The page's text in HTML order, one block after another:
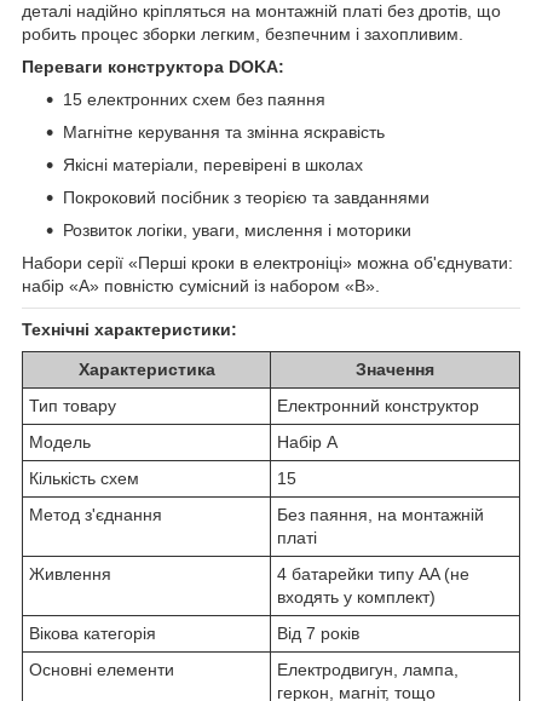
деталі надійно кріпляться на монтажній платі без дротів, що
робить процес зборки легким, безпечним і захопливим.
Переваги конструктора DOKA:
15 електронних схем без паяння
Магнітне керування та змінна яскравість
Якісні матеріали, перевірені в школах
Покроковий посібник з теорією та завданнями
Розвиток логіки, уваги, мислення і моторики
Набори серії «Перші кроки в електроніці» можна об'єднувати:
набір «А» повністю сумісний із набором «В».
Технічні характеристики:
Характеристика
Значення
Тип товару
Електронний конструктор
Модель
Набір А
Кількість схем
15
Метод з'єднання
Без паяння, на монтажній
платі
Живлення
4 батарейки типу AA (не
входять у комплект)
Вікова категорія
Від 7 років
Основні елементи
Електродвигун, лампа,
геркон, магніт, тощо